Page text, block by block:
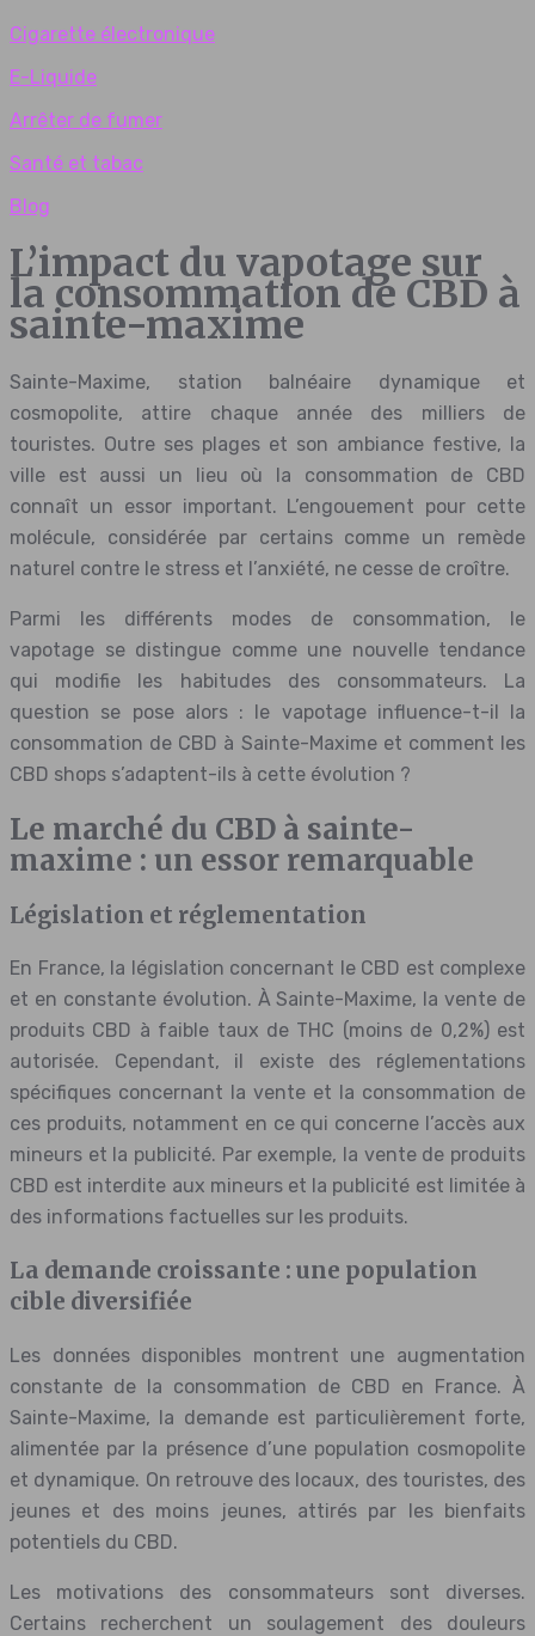
Cigarette électronique
E-Liquide
Arrêter de fumer
Santé et tabac
Blog
L’impact du vapotage sur
la consommation de CBD à
sainte-maxime
Sainte-Maxime, station balnéaire dynamique et
cosmopolite, attire chaque année des milliers de
touristes. Outre ses plages et son ambiance festive, la
ville est aussi un lieu où la consommation de CBD
connaît un essor important. L’engouement pour cette
molécule, considérée par certains comme un remède
naturel contre le stress et l’anxiété, ne cesse de croître.
Parmi les différents modes de consommation, le
vapotage se distingue comme une nouvelle tendance
qui modifie les habitudes des consommateurs. La
question se pose alors : le vapotage influence-t-il la
consommation de CBD à Sainte-Maxime et comment les
CBD shops s’adaptent-ils à cette évolution ?
Le marché du CBD à sainte-
maxime : un essor remarquable
Législation et réglementation
En France, la législation concernant le CBD est complexe
et en constante évolution. À Sainte-Maxime, la vente de
produits CBD à faible taux de THC (moins de 0,2%) est
autorisée. Cependant, il existe des réglementations
spécifiques concernant la vente et la consommation de
ces produits, notamment en ce qui concerne l’accès aux
mineurs et la publicité. Par exemple, la vente de produits
CBD est interdite aux mineurs et la publicité est limitée à
des informations factuelles sur les produits.
La demande croissante : une population
cible diversifiée
Les données disponibles montrent une augmentation
constante de la consommation de CBD en France. À
Sainte-Maxime, la demande est particulièrement forte,
alimentée par la présence d’une population cosmopolite
et dynamique. On retrouve des locaux, des touristes, des
jeunes et des moins jeunes, attirés par les bienfaits
potentiels du CBD.
Les motivations des consommateurs sont diverses.
Certains recherchent un soulagement des douleurs